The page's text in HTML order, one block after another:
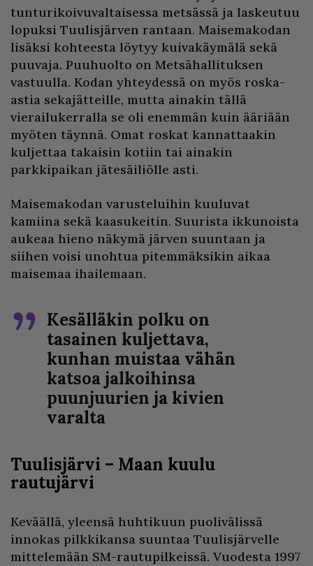
tunturikoivuvaltaisessa metsässä ja laskeutuu
lopuksi Tuulisjärven rantaan. Maisemakodan
lisäksi kohteesta löytyy kuivakäymälä sekä
puuvaja. Puuhuolto on Metsähallituksen
vastuulla. Kodan yhteydessä on myös roska-
astia sekajätteille, mutta ainakin tällä
vierailukerralla se oli enemmän kuin ääriään
myöten täynnä. Omat roskat kannattaakin
kuljettaa takaisin kotiin tai ainakin
parkkipaikan jätesäiliölle asti.
Maisemakodan varusteluihin kuuluvat
kamiina sekä kaasukeitin. Suurista ikkunoista
aukeaa hieno näkymä järven suuntaan ja
siihen voisi unohtua pitemmäksikin aikaa
maisemaa ihailemaan.
Kesälläkin polku on
tasainen kuljettava,
kunhan muistaa vähän
katsoa jalkoihinsa
puunjuurien ja kivien
varalta
Tuulisjärvi – Maan kuulu
rautujärvi
Keväällä, yleensä huhtikuun puolivälissä
innokas pilkkikansa suuntaa Tuulisjärvelle
mittelemään SM-rautupilkeissä. Vuodesta 1997